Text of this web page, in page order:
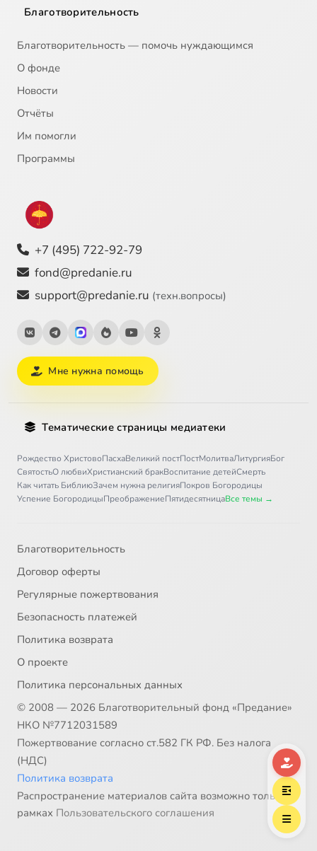
Благотворительность
Благотворительность — помочь нуждающимся
О фонде
Новости
Отчёты
Им помогли
Программы
+7 (495) 722-92-79
fond@predanie.ru
support@predanie.ru (техн.вопросы)
Мне нужна помощь
Тематические страницы медиатеки
Рождество ХристовоПасхаВеликий постПостМолитваЛитургияБог
СвятостьО любвиХристианский бракВоспитание детейСмерть
Как читать БиблиюЗачем нужна религияПокров Богородицы
Успение БогородицыПреображениеПятидесятницаВсе темы →
Благотворительность
Договор оферты
Регулярные пожертвования
Безопасность платежей
Политика возврата
О проекте
Политика персональных данных
© 2008 — 2026 Благотворительный фонд «Предание»
НКО №7712031589
Пожертвование согласно ст.582 ГК РФ. Без налога
(НДС)
Политика возврата
Распространение материалов сайта возможно только в
рамках Пользовательского соглашения